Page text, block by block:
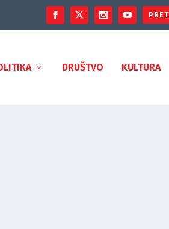
DRUŠTVO KULTURA